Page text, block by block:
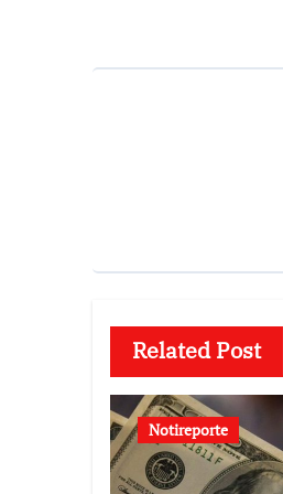
Related Post
Notireporte